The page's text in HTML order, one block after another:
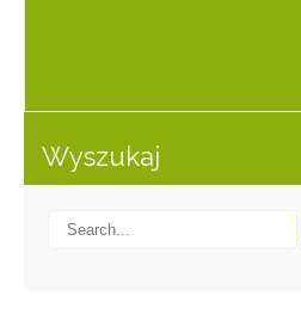
Wyszukaj